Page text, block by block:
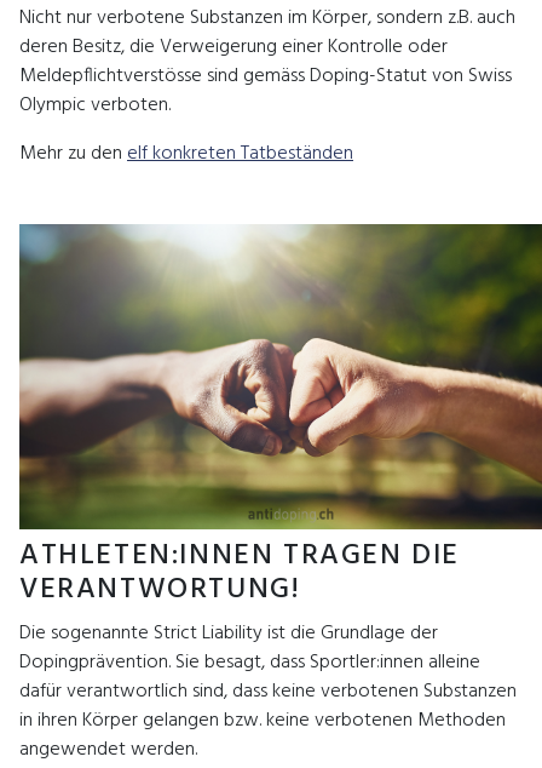
Nicht nur verbotene Substanzen im Körper, sondern z.B. auch
deren Besitz, die Verweigerung einer Kontrolle oder
Meldepflichtverstösse sind gemäss Doping-Statut von Swiss
Olympic verboten.
Mehr zu denelf konkreten Tatbeständen
ATHLETEN:INNEN TRAGEN DIE
VERANTWORTUNG!
Die sogenannte Strict Liability ist die Grundlage der
Dopingprävention. Sie besagt, dass Sportler:innen alleine
dafür verantwortlich sind, dass keine verbotenen Substanzen
in ihren Körper gelangen bzw. keine verbotenen Methoden
angewendet werden.